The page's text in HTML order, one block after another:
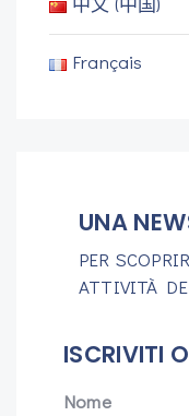
Français
UNA
PER
ATTIVITÀ
ISCRIVITI
Nome